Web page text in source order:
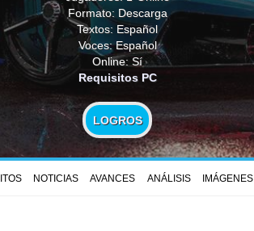
Formato: Descarga
Textos: Español
Voces: Español
Online: Sí
Requisitos PC
LOGROS
NOTICIAS AVANCES ANÁLISIS IMÁGENES